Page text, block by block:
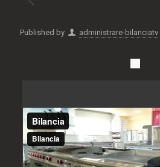
Published by administrare-bilanciatv